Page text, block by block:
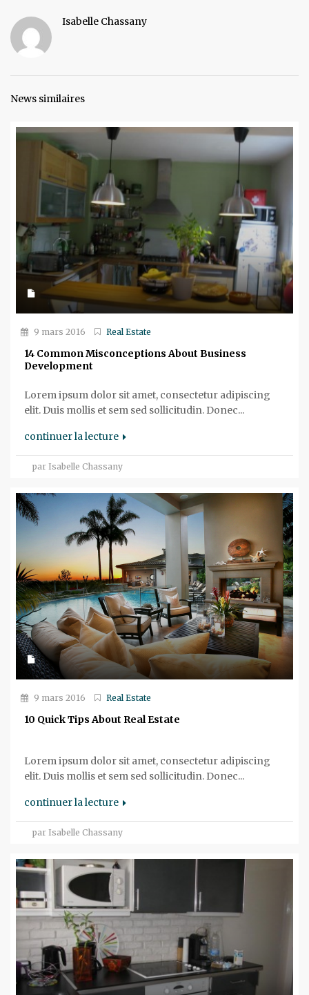
Isabelle Chassany
News similaires
9 mars 2016 Real Estate
14 Common Misconceptions About Business
Development
Lorem ipsum dolor sit amet, consectetur adipiscing
elit. Duis mollis et sem sed sollicitudin. Donec...
continuer la lecture
par Isabelle Chassany
9 mars 2016 Real Estate
10 Quick Tips About Real Estate
Lorem ipsum dolor sit amet, consectetur adipiscing
elit. Duis mollis et sem sed sollicitudin. Donec...
continuer la lecture
par Isabelle Chassany